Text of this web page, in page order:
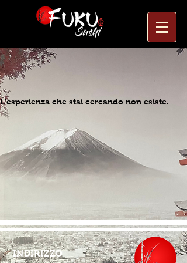
L'esperienza che stai cercando non esiste.
INDIRIZZO